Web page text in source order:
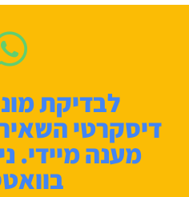
לבדיקת
דיסקרטי
מענה מיידי.